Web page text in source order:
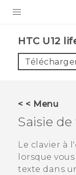
VIVE
ASSISTANCE
HTC U12
< < Menu
Saisie
Le clavier à
lorsque
texte dans